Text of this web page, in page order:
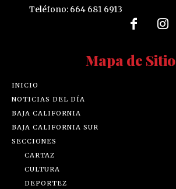
Teléfono: 664 681 6913
Mapa de Sitio
INICIO
NOTICIAS DEL DÍA
BAJA CALIFORNIA
BAJA CALIFORNIA SUR
SECCIONES
CARTAZ
CULTURA
DEPORTEZ